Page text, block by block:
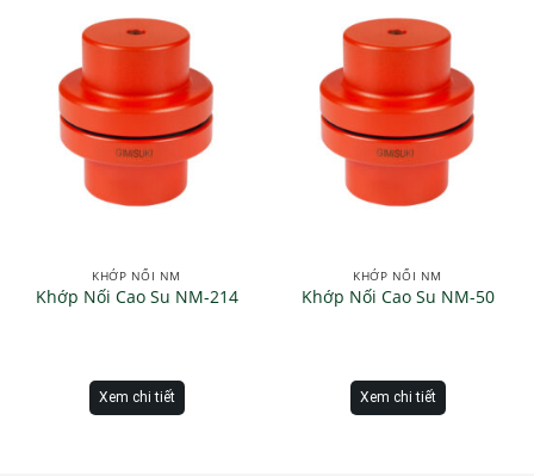
KHỚP NỐI NM
Khớp Nối Cao Su NM-214
Xem chi tiết
KHỚP NỐI NM
Khớp Nối Cao Su NM-50
Xem chi tiết